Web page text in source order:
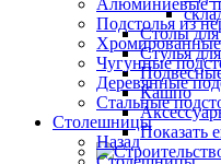
Столы для
Стулья
Кашпо
Показать
Алюминиевые
Подстолья из
Хромированные
Чугунные
Деревянные
Стальные
Столешницы
Назад